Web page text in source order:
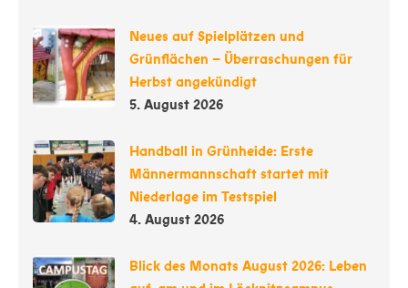
Neues auf Spielplätzen und
Grünflächen – Überraschungen für
Herbst angekündigt
5. August 2026
Handball in Grünheide: Erste
Männermannschaft startet mit
Niederlage im Testspiel
4. August 2026
Blick des Monats August 2026: Leben